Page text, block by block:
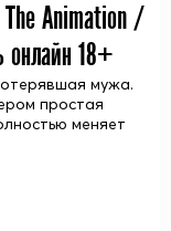
The Animation /
онлайн 18+
мужа.
простая
меняет